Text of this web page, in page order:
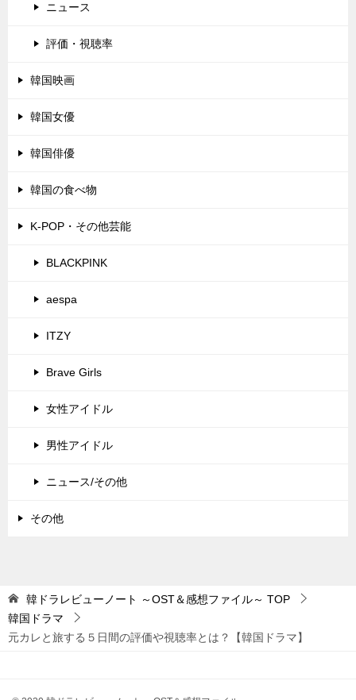
ニュース
評価・視聴率
韓国映画
韓国女優
韓国俳優
韓国の食べ物
K-POP・その他芸能
BLACKPINK
aespa
ITZY
Brave Girls
女性アイドル
男性アイドル
ニュース/その他
その他
韓ドラレビューノート ～OST＆感想ファイル～ TOP
韓国ドラマ
元カレと旅する５日間の評価や視聴率とは？【韓国ドラマ】